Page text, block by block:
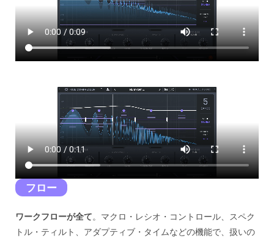
フロー
ワークフローが全て。マクロ・レシオ・コントロール、スペク
トル・ティルト、アダプティブ・タイムなどの機能で、扱いの